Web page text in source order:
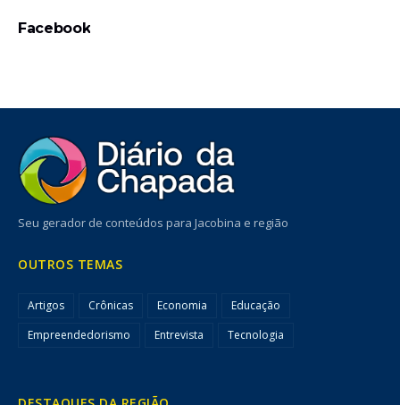
Facebook
Seu gerador de conteúdos para Jacobina e região
OUTROS TEMAS
Artigos Crônicas Economia
Educação
Empreendedorismo
Entrevista Tecnologia